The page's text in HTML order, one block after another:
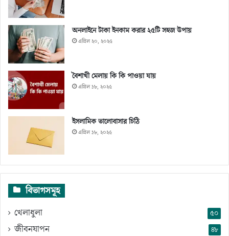
অনলাইনে টাকা ইনকাম করার ২৫টি সহজ উপায়
এপ্রিল ২০, ২০২৫
বৈশাখী মেলায় কি কি পাওয়া যায়
এপ্রিল ১৮, ২০২৫
ইসলামিক ভালোবাসার চিঠি
এপ্রিল ১৮, ২০২৫
বিভাগসমূহ
খেলাধুলা ৫০
জীবনযাপন ৪৮